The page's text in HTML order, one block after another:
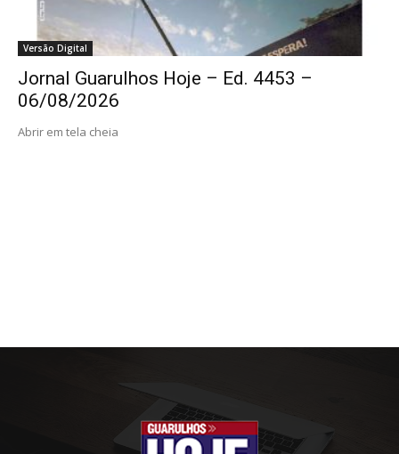
Versão Digital
Jornal Guarulhos Hoje – Ed. 4453 –
06/08/2026
Abrir em tela cheia